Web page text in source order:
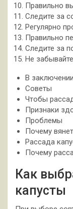
Правильно
Следите за
Регулярно
Правильно
Следите за
Не
В заключении
Советы
Чтобы
Признаки
Проблемы
Почему
Рассада
Почему
Как
капусты